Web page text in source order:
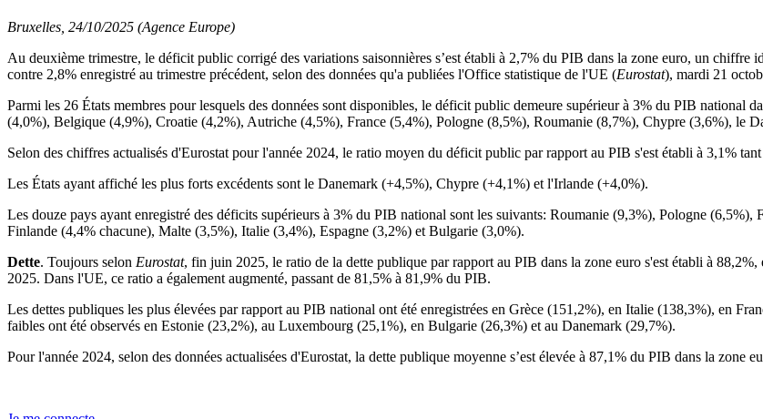
Bruxelles, 24/10/2025 (Agence Europe)
Au deuxième trimestre, le déficit public corrigé des variations saisonnières s’est établi à 2,7% du PIB dans la zone euro, un chiffre
contre 2,8% enregistré au trimestre précédent, selon des données qu'a publiées l'Office statistique de l'UE (Eurostat), mardi 21
Parmi les 26 États membres pour lesquels des données sont disponibles, le déficit public demeure supérieur à 3% du PIB national
(4,0%), Belgique (4,9%), Croatie (4,2%), Autriche (4,5%), France (5,4%), Pologne (8,5%), Roumanie (8,7%), Chypre (3,6%), le
Selon des chiffres actualisés d'Eurostat pour l'année 2024, le ratio moyen du déficit public par rapport au PIB s'est établi à 3,1%
Les États ayant affiché les plus forts excédents sont le Danemark (+4,5%), Chypre (+4,1%) et l'Irlande (+4,0%).
Les douze pays ayant enregistré des déficits supérieurs à 3% du PIB national sont les suivants: Roumanie (9,3%), Pologne
Finlande (4,4% chacune), Malte (3,5%), Italie (3,4%), Espagne (3,2%) et Bulgarie (3,0%).
Dette. Toujours selon Eurostat, fin juin 2025, le ratio de la dette publique par rapport au PIB dans la zone euro s'est établi à
2025. Dans l'UE, ce ratio a également augmenté, passant de 81,5% à 81,9% du PIB.
Les dettes publiques les plus élevées par rapport au PIB national ont été enregistrées en Grèce (151,2%), en Italie (138,3%), en
faibles ont été observés en Estonie (23,2%), au Luxembourg (25,1%), en Bulgarie (26,3%) et au Danemark (29,7%).
Pour l'année 2024, selon des données actualisées d'Eurostat, la dette publique moyenne s’est élevée à 87,1% du PIB dans la zone